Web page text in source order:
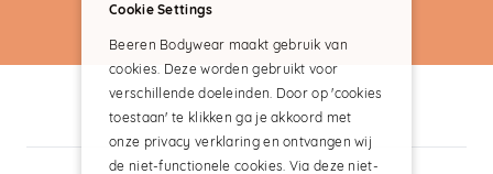
Cookie Settings
Beeren Bodywear maakt gebruik van
cookies. Deze worden gebruikt voor
verschillende doeleinden. Door op 'cookies
toestaan' te klikken ga je akkoord met
onze privacy verklaring en ontvangen wij
de niet-functionele cookies. Via deze niet-